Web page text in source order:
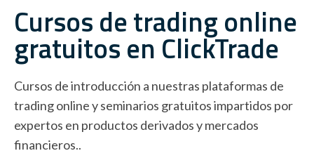
Cursos de tradingonline
gratuitos en ClickTrade
Cursos de introducción a nuestras plataformas de
trading online y seminarios gratuitos impartidos por
expertos en productos derivados y mercados
financieros..